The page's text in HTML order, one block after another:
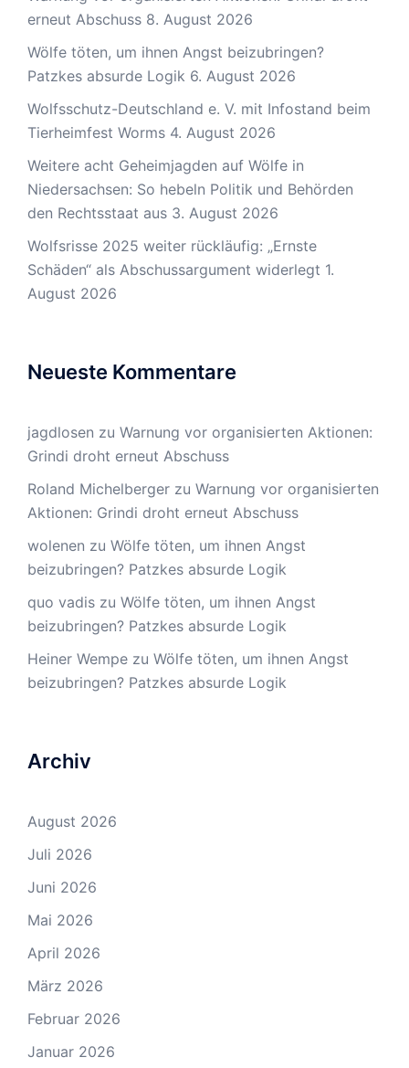
erneut Abschuss 8. August 2026
Wölfe töten, um ihnen Angst beizubringen?
Patzkes absurde Logik 6. August 2026
Wolfsschutz-Deutschland e. V. mit Infostand beim
Tierheimfest Worms 4. August 2026
Weitere acht Geheimjagden auf Wölfe in
Niedersachsen: So hebeln Politik und Behörden
den Rechtsstaat aus 3. August 2026
Wolfsrisse 2025 weiter rückläufig: „Ernste
Schäden“ als Abschussargument widerlegt 1.
August 2026
Neueste Kommentare
jagdlosen zu Warnung vor organisierten Aktionen:
Grindi droht erneut Abschuss
Roland Michelberger zu Warnung vor organisierten
Aktionen: Grindi droht erneut Abschuss
wolenen zu Wölfe töten, um ihnen Angst
beizubringen? Patzkes absurde Logik
quo vadis zu Wölfe töten, um ihnen Angst
beizubringen? Patzkes absurde Logik
Heiner Wempe zu Wölfe töten, um ihnen Angst
beizubringen? Patzkes absurde Logik
Archiv
August 2026
Juli 2026
Juni 2026
Mai 2026
April 2026
März 2026
Februar 2026
Januar 2026